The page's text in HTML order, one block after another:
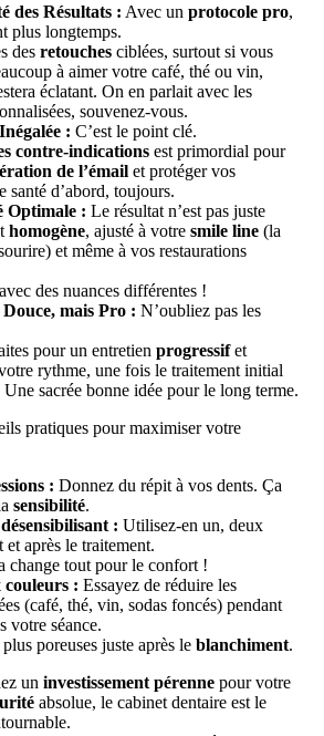
des Résultats : Avec un protocole pro,
plus longtemps.
des retouches ciblées, surtout si vous
à aimer votre café, thé ou vin,
éclatant. On en parlait avec les
souvenez-vous.
: C’est le point clé.
contre-indications est primordial pour
de l’émail et protéger vos
santé d’abord, toujours.
Optimale : Le résultat n’est pas juste
homogène, ajusté à votre smile line (la
et même à vos restaurations
des nuances différentes !
mais Pro : N’oubliez pas les
pour un entretien progressifet
rythme, une fois le traitement initial
sacrée bonne idée pour le long terme.
pratiques pour maximiser votre
: Donnez du répit à vos dents. Ça
sensibilité.
: Utilisez-en un, deux
et après le traitement.
change tout pour le confort !
: Essayez de réduire les
(café, thé, vin, sodas foncés) pendant
votre séance.
poreuses juste après le blanchiment.
un investissement pérenne pour votre
absolue, le cabinet dentaire est le